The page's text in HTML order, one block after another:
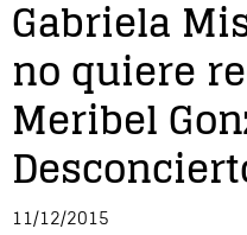
Gabriela
no quiere
Meribel
11/12/2015